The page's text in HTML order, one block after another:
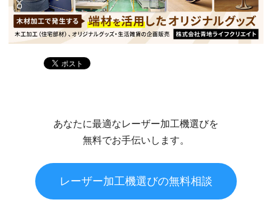
あなたに最適なレーザー加工機選びを
無料でお手伝いします。
レーザー加工機選びの無料相談